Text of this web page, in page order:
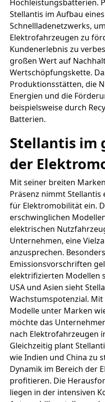
Hochleistungsbatterien.
Stellantis im Aufbau
Schnellladenetzwerks,
Elektrofahrzeugen zu
Kundenerlebnis zu
großen Wert auf
Wertschöpfungskette.
Produktionsstätten, die
Energien und die
beispielsweise durch
Batterien.
Stellantis im
der
Mit seiner breiten
Präsenz nimmt
für Elektromobilität ein.
erschwinglichen
elektrischen
Unternehmen, eine
anzusprechen.
Emissionsvorschriften
elektrifizierten Modellen
USA und Asien sieht
Wachstumspotenzial.
Modelle unter Marken
möchte das
nach Elektrofahrzeugen
Gleichzeitig plant
wie Indien und China zu
Dynamik im Bereich der
profitieren. Die
liegen in der intensiven